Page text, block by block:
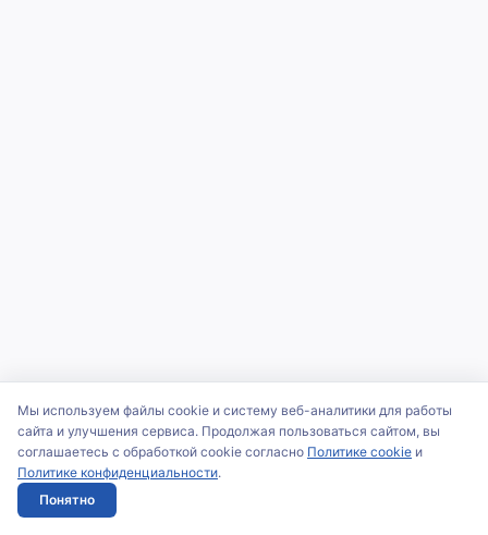
Мы используем файлы cookie и систему веб-аналитики для работы
сайта и улучшения сервиса. Продолжая пользоваться сайтом, вы
соглашаетесь с обработкой cookie согласно Политике cookie и
Политике конфиденциальности.
Понятно